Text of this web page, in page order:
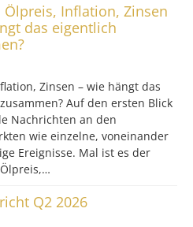
Ölpreis, Inflation, Zinsen
das eigentlich
Zinsen – wie hängt das
Auf den ersten Blick
Nachrichten an den
wie einzelne, voneinander
Ereignisse. Mal ist es der
Q2 2026